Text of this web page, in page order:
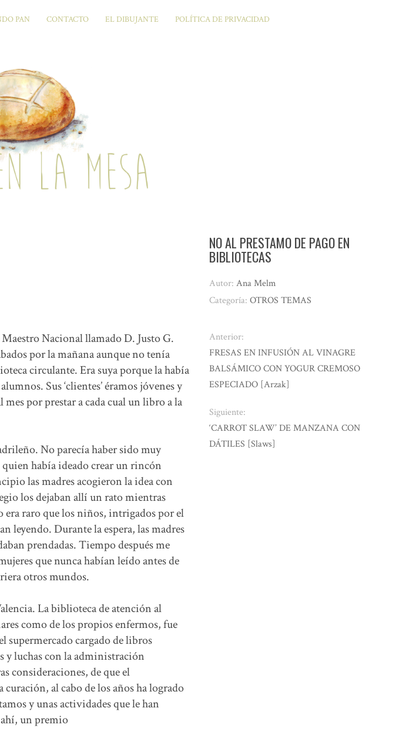
PAN CONTACTO EL DIBUJANTE POLÍTICA DE PRIVACIDAD
Nacional llamado D. Justo G.
por la mañana aunque no tenía
circulante. Era suya porque la había
Sus ‘clientes’ éramos jóvenes y
por prestar a cada cual un libro a la
No parecía haber sido muy
había ideado crear un rincón
las madres acogieron la idea con
los dejaban allí un rato mientras
era raro que los niños, intrigados por el
leyendo. Durante la espera, las madres
prendadas. Tiempo después me
que nunca habían leído antes de
otros mundos.
La biblioteca de atención al
como de los propios enfermos, fue
cargado de libros
y luchas con la administración
consideraciones, de que el
al cabo de los años ha logrado
y unas actividades que le han
un premio
NO AL PRESTAMO DE PAGO EN
BIBLIOTECAS
Autor:Ana Melm
Categoría:OTROS TEMAS
Anterior:
FRESAS EN INFUSIÓN AL VINAGRE
BALSÁMICO CON YOGUR CREMOSO
ESPECIADO [Arzak]
Siguiente:
‘CARROT SLAW’ DE MANZANA CON
DÁTILES [Slaws]